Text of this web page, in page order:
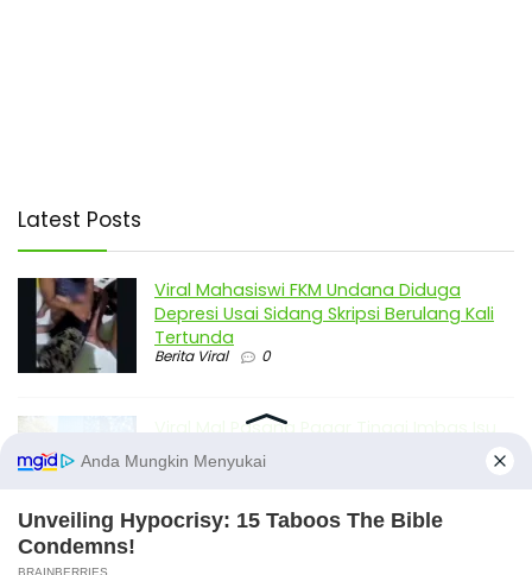
Latest Posts
Viral Mahasiswi FKM Undana Diduga
Depresi Usai Sidang Skripsi Berulang Kali
Tertunda
Berita Viral 0
Viral Mal Pasang Pagar Tinggi Imbas Isu
Demo Agustus, Polri Pastikan Situasi
Aman dan Tingkatkan Intelijen serta
Berita Viral